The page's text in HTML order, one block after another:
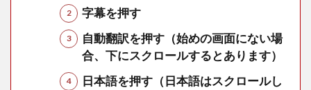
字幕を押す
自動翻訳を押す（始めの画面にない場
合、下にスクロールするとあります）
日本語を押す（日本語はスクロールし